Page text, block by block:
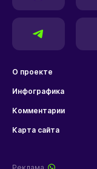
О проекте
Инфографика
Комментарии
Карта сайта